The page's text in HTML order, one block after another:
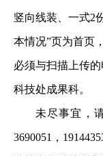
竖向线装、一式2
本情况”页为首页
必须与扫描上传
科技处成果科。
未尽事宜，
3690051 ，